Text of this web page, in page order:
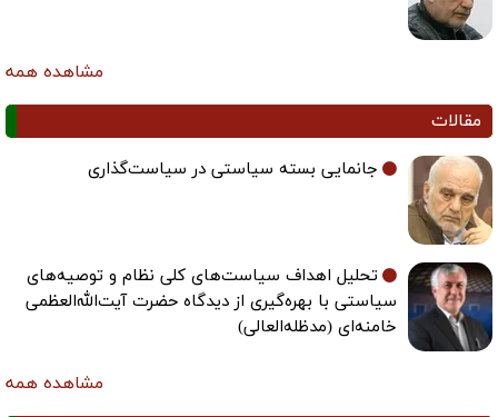
مشاهده همه
مقالات
جانمایی بسته سیاستی در سیاست‌گذاری
تحلیل اهداف سیاست‌های کلی نظام و توصیه‌های
سیاستی با بهره‌گیری از دیدگاه حضرت آیت‌الله‌العظمی
خامنه‌ای (مدظله‌العالی)
مشاهده همه